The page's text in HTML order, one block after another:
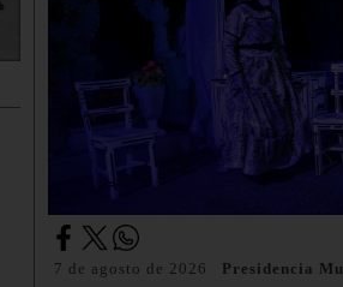
7 de agosto de 2026 Presidencia